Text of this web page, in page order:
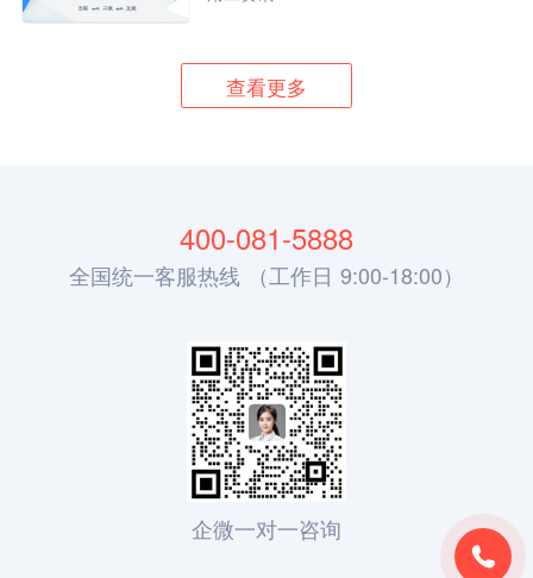
查看更多

400-081-5888
全国统一客服热线 （工作日 9:00-18:00）
企微一对一咨询